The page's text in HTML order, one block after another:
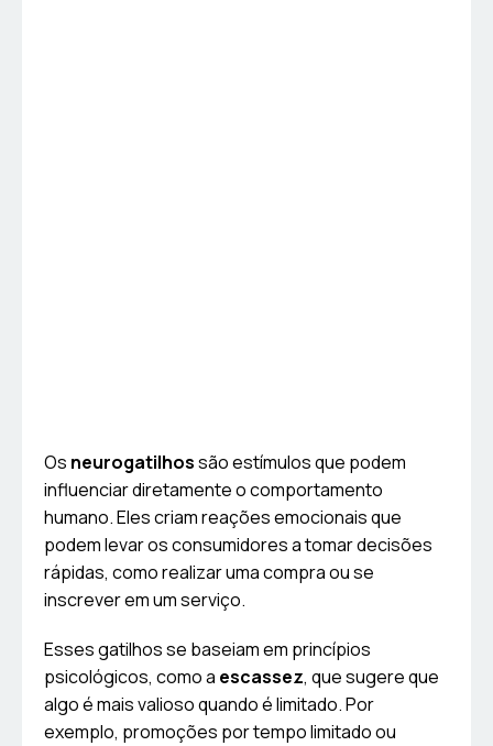
Os neurogatilhossão estímulos que podem
influenciar diretamente o comportamento
humano. Eles criam reações emocionais que
podem levar os consumidores a tomar decisões
rápidas, como realizar uma compra ou se
inscrever em um serviço.
Esses gatilhos se baseiam em princípios
psicológicos, como a escassez, que sugere que
algo é mais valioso quando é limitado. Por
exemplo, promoções por tempo limitado ou